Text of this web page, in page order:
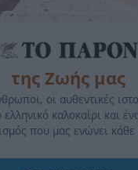
της Ζωής μας
οι αυθεντικές
ελληνικό καλοκαίρι και
που μας ενώνει κάθε